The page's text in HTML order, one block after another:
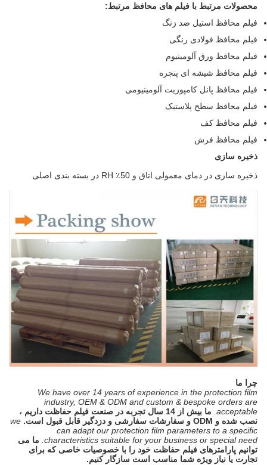
محصولات مرتبط با فیلم های محافظ مرتبط:
فیلم محافظ استیل ضد زنگ
فیلم محافظ فولادی رنگی
فیلم محافظ ورق آلومینیوم
فیلم محافظ شیشه ای پنجره
فیلم محافظ پانل کامپوزیت آلومینیومی
فیلم محافظ سطح پلاستیک
فیلم محافظ کف
فیلم محافظ فرش
ذخیره سازی
ذخیره سازی در دمای معمولی اتاق و 50٪ RH در بسته بندی اصلی
چرا ما
We have over 14 years of experience in the protection film
industry, OEM & ODM and custom & bespoke orders are
acceptable.
ما بیش از 14 سال تجربه در صنعت فیلم حفاظت داریم ،
نصب شده و ODM و سفارشات سفارشی و دزدگیر قابل قبول است.
we
can adapt our protection film parameters to a specific
characteristics suitable for your business or special need.
ما می
توانیم پارامترهای فیلم حفاظت خود را با خصوصیات خاصی که برای
تجارت یا نیاز ویژه شما مناسب است سازگار کنیم.